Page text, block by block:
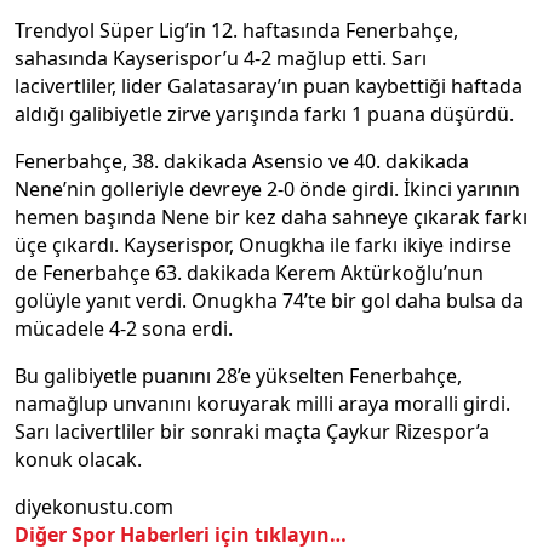
Trendyol Süper Lig’in 12. haftasında Fenerbahçe,
sahasında Kayserispor’u 4-2 mağlup etti. Sarı
lacivertliler, lider Galatasaray’ın puan kaybettiği haftada
aldığı galibiyetle zirve yarışında farkı 1 puana düşürdü.
Fenerbahçe, 38. dakikada Asensio ve 40. dakikada
Nene’nin golleriyle devreye 2-0 önde girdi. İkinci yarının
hemen başında Nene bir kez daha sahneye çıkarak farkı
üçe çıkardı. Kayserispor, Onugkha ile farkı ikiye indirse
de Fenerbahçe 63. dakikada Kerem Aktürkoğlu’nun
golüyle yanıt verdi. Onugkha 74’te bir gol daha bulsa da
mücadele 4-2 sona erdi.
Bu galibiyetle puanını 28’e yükselten Fenerbahçe,
namağlup unvanını koruyarak milli araya moralli girdi.
Sarı lacivertliler bir sonraki maçta Çaykur Rizespor’a
konuk olacak.
diyekonustu.com
Diğer Spor Haberleri için tıklayın…